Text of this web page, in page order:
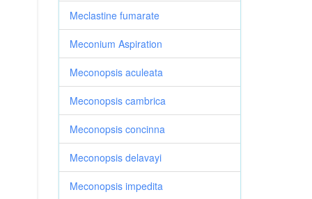
Meclastine fumarate
Meconium Aspiration
Meconopsis aculeata
Meconopsis cambrica
Meconopsis concinna
Meconopsis delavayi
Meconopsis impedita